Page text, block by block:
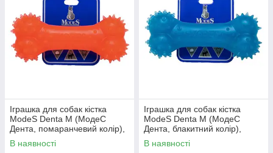
Іграшка для собак кістка
ModeS Denta M (МодеС
Дента, помаранчевий колір),
15см.
В наявності
Іграшка для собак кістка
ModeS Denta M (МодеС
Дента, блакитний колір),
15см.
В наявності